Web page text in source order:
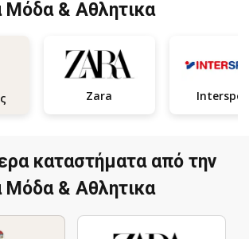
Μόδα & Aθλητικα
Zara
καταστήματα από την
Μόδα & Aθλητικα